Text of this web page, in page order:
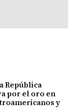
República
por el oro en
y